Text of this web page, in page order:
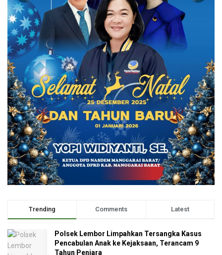
Trending Comments Latest
Polsek Lembor Limpahkan Tersangka Kasus
Pencabulan Anak ke Kejaksaan, Terancam 9
Tahun Penjara